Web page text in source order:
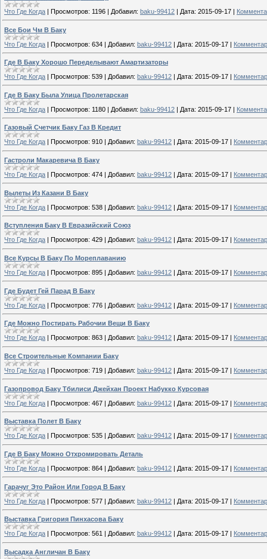
Что Где Когда | Просмотров: 1196 | Добавил: baku-99412 | Дата: 2015-09-17 |
Все Бои Чм В Баку
Что Где Когда | Просмотров: 634 | Добавил: baku-99412 | Дата: 2015-09-17 |
Где В Баку Хорошо Переделывают Амартизаторы
Что Где Когда | Просмотров: 539 | Добавил: baku-99412 | Дата: 2015-09-17 |
Где В Баку Была Улица Пролетарская
Что Где Когда | Просмотров: 1180 | Добавил: baku-99412 | Дата: 2015-09-17 |
Газовый Счетчик Баку Газ В Кредит
Что Где Когда
Просмотров: 910 Добавил: baku-99412 Дата: 2015-09-17
Гастроли Макаревича В Баку
Что Где Когда | Просмотров: 474 | Добавил: baku-99412 | Дата: 2015-09-17 |
Вылеты Из Казани В Баку
Что Где Когда | Просмотров: 538 | Добавил: baku-99412 | Дата: 2015-09-17 |
Вступления Баку В Евразийский Союз
Что Где Когда
Просмотров: 429 Добавил: baku-99412 Дата: 2015-09-17
Все Курсы В Баку По Мореплаванию
Что Где Когда | Просмотров: 895 | Добавил: baku-99412 | Дата: 2015-09-17 |
Где Будет Гей Парад В Баку
Что Где Когда | Просмотров: 776 | Добавил: baku-99412 | Дата: 2015-09-17 |
Где Можно Постирать Рабочии Вещи В Баку
Что Где Когда
Просмотров: 863 Добавил: baku-99412 Дата: 2015-09-17
Все Строительные Компании Баку
Что Где Когда | Просмотров: 719 | Добавил: baku-99412 | Дата: 2015-09-17 |
Газопровод Баку Тбилиси Джейхан Проект Набукко Курсовая
Что Где Когда | Просмотров: 467 | Добавил: baku-99412 | Дата: 2015-09-17 |
Выставка Полет В Баку
Что Где Когда
Просмотров: 535 Добавил: baku-99412 Дата: 2015-09-17
Где В Баку Можно Отхромировать Деталь
Что Где Когда | Просмотров: 864 | Добавил: baku-99412 | Дата: 2015-09-17 |
Гарачуг Это Район Или Город В Баку
Что Где Когда | Просмотров: 577 | Добавил: baku-99412 | Дата: 2015-09-17 |
Выставка Григория Пинхасова Баку
Что Где Когда
Просмотров: 561 Добавил: baku-99412 Дата: 2015-09-17
Высадка Англичан В Баку